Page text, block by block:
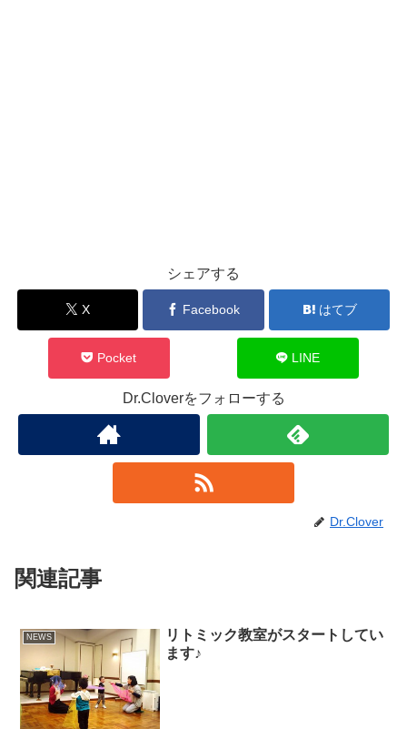
シェアする
X Facebook はてブ
Pocket LINE
Dr.Cloverをフォローする
Dr.Clover
関連記事
NEWS
リトミック教室がスタートしてい
ます♪